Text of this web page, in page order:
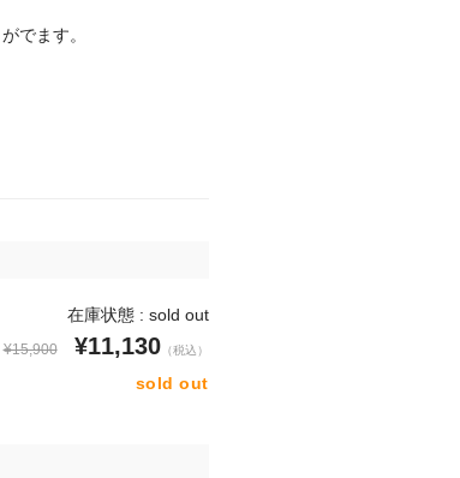
でます。
在庫状態 : sold out
¥15,900 ¥11,130（税込）
sold out